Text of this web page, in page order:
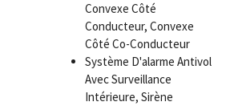
Convexe Côté
Conducteur, Convexe
Côté Co-Conducteur
Système D'alarme Antivol
Avec Surveillance
Intérieure, Sirène